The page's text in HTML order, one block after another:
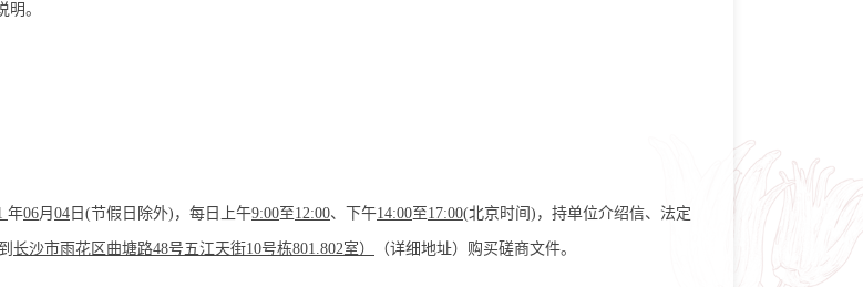
。
年06月 04 日 (节假日除外)，每日上午9:00至12:00、下午14:00至17:00(北京时间)，持单位介绍信、法定
长沙市雨花区曲塘路48号五江天街10号栋801.802室） （详细地址）购买磋商文件。